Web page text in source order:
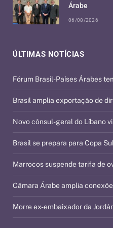
ÚLTIMAS NOTÍCIAS
Fórum Brasil-Países Árabes
Brasil amplia exportação de
Novo cônsul-geral do Líbano
Brasil se prepara para Copa
Marrocos suspende tarifa de
Câmara Árabe amplia
Morre ex-embaixador da
Árabe
06/08/2026